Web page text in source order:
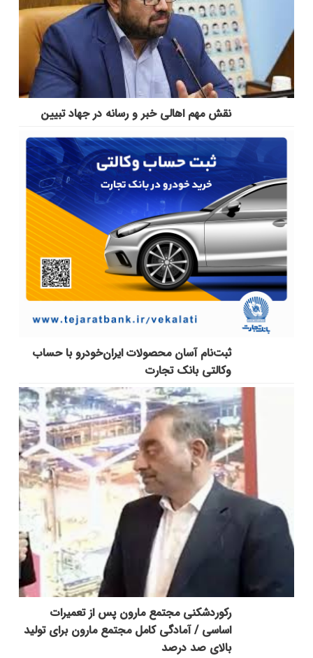
نقش مهم اهالی خبر و رسانه در جهاد تبیین
ثبت‌نام آسان محصولات ایران‌خودرو با حساب
وکالتی بانک تجارت
رکوردشکنی مجتمع مارون پس از تعمیرات
اساسی / آمادگی کامل مجتمع مارون برای تولید
بالای صد درصد